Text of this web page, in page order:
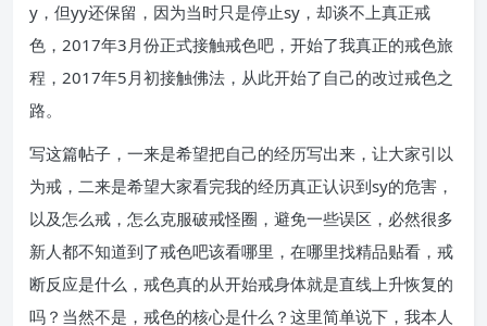
y，但yy还保留，因为当时只是停止sy，却谈不上真正戒
色，2017年3月份正式接触戒色吧，开始了我真正的戒色旅
程，2017年5月初接触佛法，从此开始了自己的改过戒色之
路。
写这篇帖子，一来是希望把自己的经历写出来，让大家引以
为戒，二来是希望大家看完我的经历真正认识到sy的危害，
以及怎么戒，怎么克服破戒怪圈，避免一些误区，必然很多
新人都不知道到了戒色吧该看哪里，在哪里找精品贴看，戒
断反应是什么，戒色真的从开始戒身体就是直线上升恢复的
吗？当然不是，戒色的核心是什么？这里简单说下，我本人